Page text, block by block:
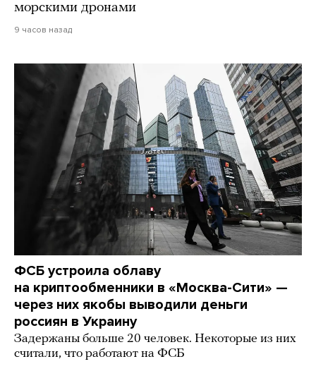
морскими дронами
9 часов назад
ФСБ устроила облаву
на криптообменники в «Москва-Сити» —
через них якобы выводили деньги
россиян в Украину
Задержаны больше 20 человек. Некоторые из них
считали, что работают на ФСБ